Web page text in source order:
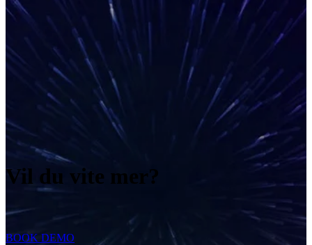
Vil du vite mer?
BOOK DEMO